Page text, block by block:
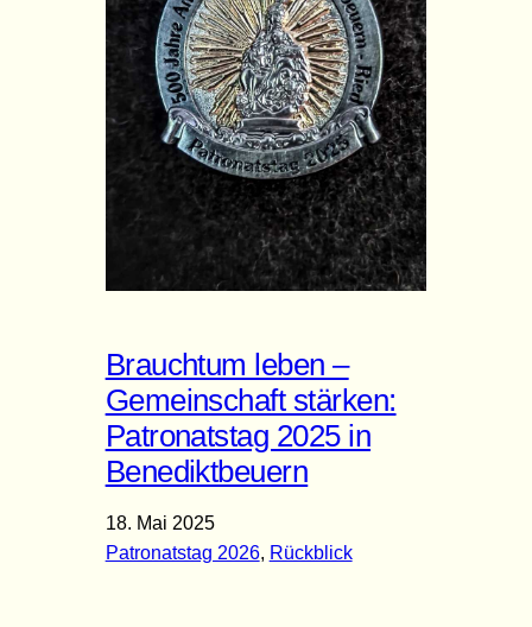
Brauchtum leben –
Gemeinschaft stärken:
Patronatstag 2025 in
Benediktbeuern
18. Mai 2025
Patronatstag 2026, Rückblick